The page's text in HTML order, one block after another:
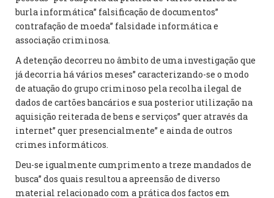
burla informática” falsificação de documentos”
contrafação de moeda” falsidade informática e
associação criminosa.
A detenção decorreu no âmbito de uma investigação que
já decorria há vários meses” caracterizando-se o modo
de atuação do grupo criminoso pela recolha ilegal de
dados de cartões bancários e sua posterior utilização na
aquisição reiterada de bens e serviços” quer através da
internet” quer presencialmente” e ainda de outros
crimes informáticos.
Deu-se igualmente cumprimento a treze mandados de
busca” dos quais resultou a apreensão de diverso
material relacionado com a prática dos factos em